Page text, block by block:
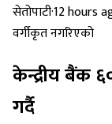
सेतोपाटी·12 hours
वर्गीकृत नगरिएको
केन्द्रीय बैंक
गर्दै